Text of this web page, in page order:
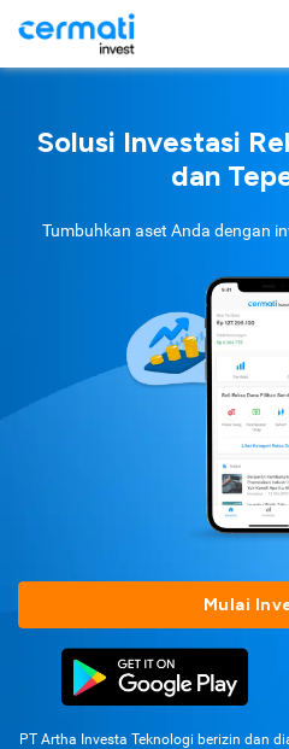
Solusi Investasi
dan
Tumbuhkan aset Anda dengan
Mulai
PT Artha Investa Teknologi berizin dan